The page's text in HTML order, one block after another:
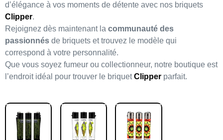
d’élégance à vos moments de détente avec nos briquets
Clipper.
Rejoignez dès maintenant la communauté des
passionnés de briquets et trouvez le modèle qui
correspond à votre personnalité.
Que vous soyez fumeur ou collectionneur, notre boutique est
l’endroit idéal pour trouver le briquetClipper parfait.